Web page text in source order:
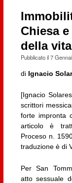
Chiesa
della
Pubblicato il7
di Ignacio
[Ignacio
scrittori
forte impronta
articolo è
Proceso n.
traduzione è di
Per San
atto sessuale